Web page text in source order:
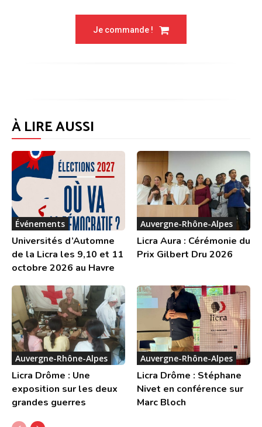
Je commande !
À LIRE AUSSI
Événements
Universités d’Automne
de la Licra les 9,10 et 11
octobre 2026 au Havre
Auvergne-Rhône-Alpes
Licra Aura : Cérémonie du
Prix Gilbert Dru 2026
Auvergne-Rhône-Alpes
Licra Drôme : Une
exposition sur les deux
grandes guerres
Auvergne-Rhône-Alpes
Licra Drôme : Stéphane
Nivet en conférence sur
Marc Bloch